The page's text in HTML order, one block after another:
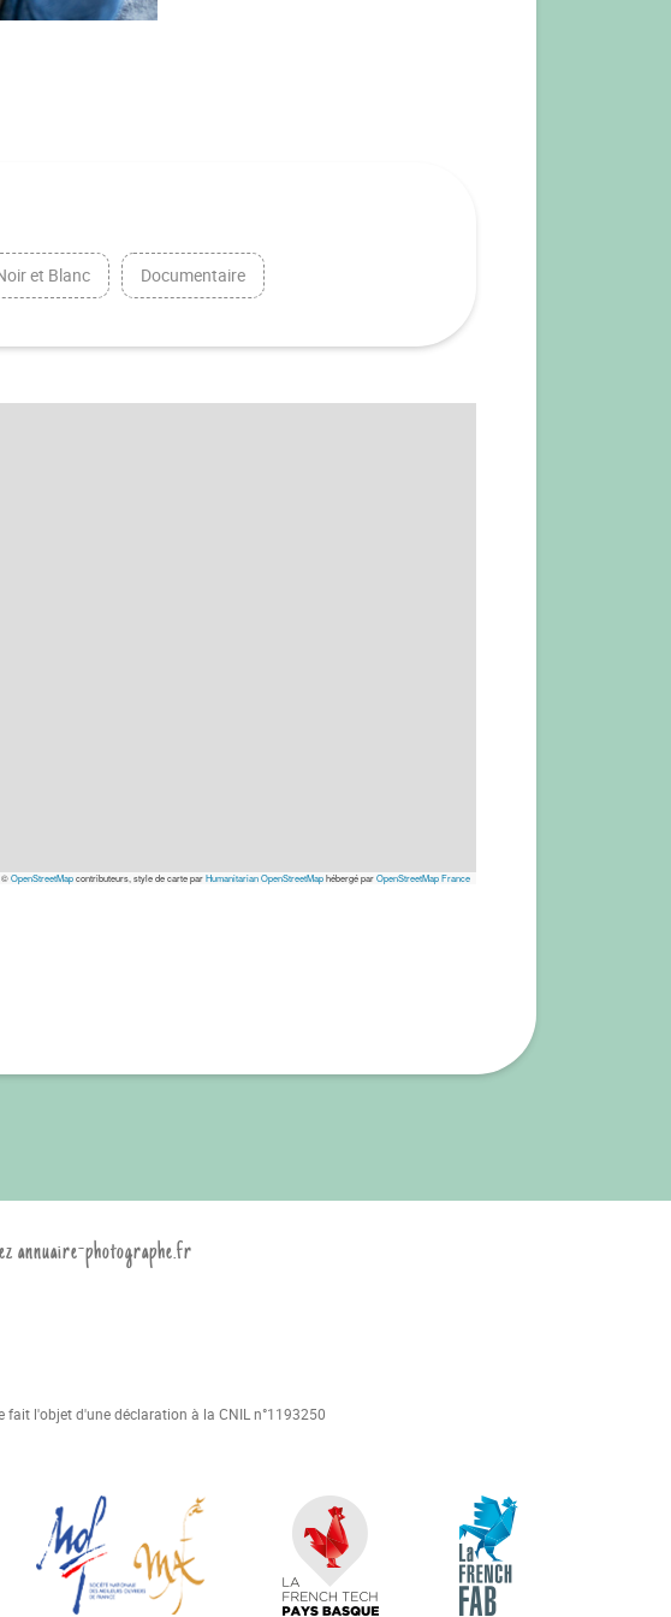
et Blanc Documentaire
©OpenStreetMapcontributeurs, style de carte parHumanitarian OpenStreetMaphébergé parOpenStreetMap France
annuaire-photographe.fr
l'objet d'une déclaration à la CNIL n°1193250